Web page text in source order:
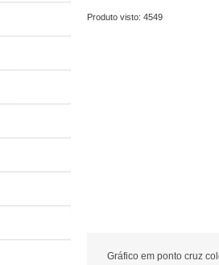
Produto visto: 4549
Gráfico em ponto cruz